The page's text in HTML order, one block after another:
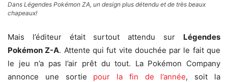
Dans Légendes Pokémon ZA, un design plus détendu et de très beaux
chapeaux!
Mais l’éditeur était surtout attendu sur Légendes
Pokémon Z-A. Attente qui fut vite douchée par le fait que
le jeu n’a pas l’air prêt du tout. La Pokémon Company
annonce une sortie pour la fin de l’année, soit la